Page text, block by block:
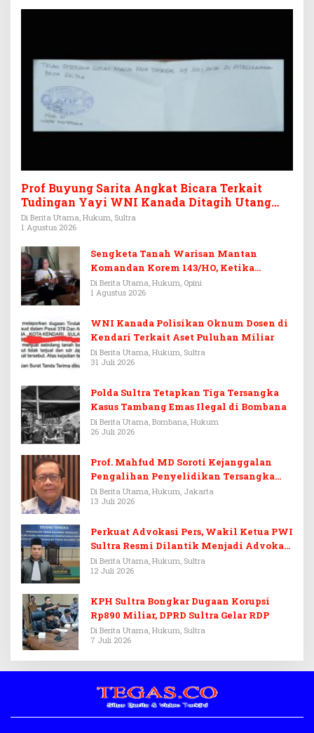
Prof Buyung Sarita Angkat Bicara Terkait
Tudingan Yayi WNI Kanada Ditagih Utang
Rp3,6 Miliar
Di Berita Utama, Hukum, Sultra
1 Agustus 2026
Sengketa Tanah Warisan Mantan
Komandan Korem 143/HO, Ketika
Warisan Menjadi Arena Pemerasan
Di Berita Utama, Hukum, Opini
1 Agustus 2026
WNI Kanada Polisikan Oknum Dosen di
Kendari Terkait Aset Puluhan Miliar
Di Berita Utama, Hukum, Sultra
31 Juli 2026
Polda Sultra Tetapkan Tiga Tersangka
Kasus Tambang Emas Ilegal di Bombana
Di Berita Utama, Bombana, Hukum
26 Juli 2026
Prof. Mahfud MD Soroti Kejanggalan
Pengalihan Penyelidikan Tersangka
Febrie Adriansyah
Di Berita Utama, Hukum, Jakarta
13 Juli 2026
Perkuat Advokasi Pers, Wakil Ketua PWI
Sultra Resmi Dilantik Menjadi Advokat
PERADI
Di Berita Utama, Hukum, Sultra
12 Juli 2026
KPH Sultra Bongkar Dugaan Korupsi
Rp890 Miliar, DPRD Sultra Gelar RDP
Di Berita Utama, Hukum, Sultra
7 Juli 2026